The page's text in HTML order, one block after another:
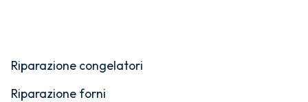
Riparazione congelatori
Riparazione forni